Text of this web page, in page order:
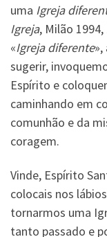
uma Igreja
Igreja, Milão
«Igreja diferente»,
sugerir,
Espírito e
caminhando em
comunhão e da
coragem.
Vinde, Espírito
colocais nos
tornarmos uma
tanto passado e